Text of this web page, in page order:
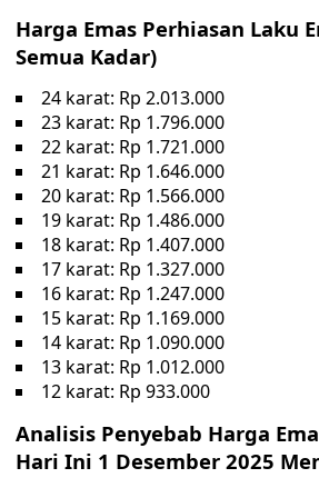
Harga Emas Perhiasan Laku
Semua Kadar)
24 karat: Rp 2.013.000
23 karat: Rp 1.796.000
22 karat: Rp 1.721.000
21 karat: Rp 1.646.000
20 karat: Rp 1.566.000
19 karat: Rp 1.486.000
18 karat: Rp 1.407.000
17 karat: Rp 1.327.000
16 karat: Rp 1.247.000
15 karat: Rp 1.169.000
14 karat: Rp 1.090.000
13 karat: Rp 1.012.000
12 karat: Rp 933.000
Analisis Penyebab Harga
Hari Ini 1 Desember 2025